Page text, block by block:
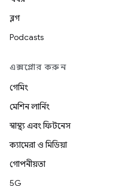
ব্লগ
Podcasts
এক্সপ্লোর করুন
গেমিং
মেশিন লার্নিং
স্বাস্থ্য এবং ফিটনেস
ক্যামেরা ও মিডিয়া
গোপনীয়তা
5G